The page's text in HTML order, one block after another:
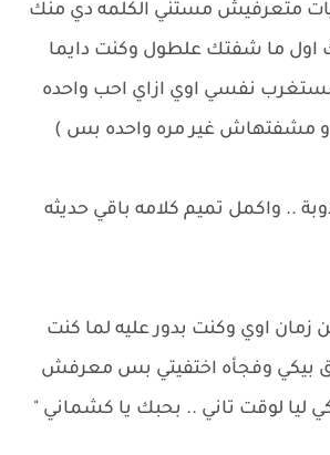
متعرفيش مستني الكلمه دي منك
اول ما شفتك علطول وكنت دايما
نفسي اوي ازاي احب واحده
مشفتهاش غير مره واحده بس )
.. واكمل تميم كلامه باقي حديثه
اوي وكنت بدور عليه لما كنت
بيكي وفجأه اختفيتي بس معرفش
ليا لوقت تاني .. بحبك يا كشماني "